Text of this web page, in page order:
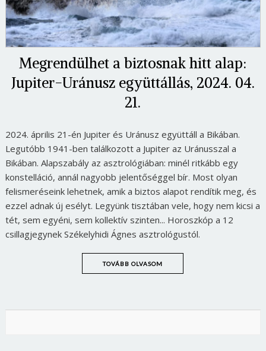
Megrendülhet a biztosnak hitt alap:
Jupiter-Uránusz együttállás, 2024. 04.
21.
2024. április 21-én Jupiter és Uránusz együttáll a Bikában.
Legutóbb 1941-ben találkozott a Jupiter az Uránusszal a
Bikában. Alapszabály az asztrológiában: minél ritkább egy
konstelláció, annál nagyobb jelentőséggel bír. Most olyan
felismeréseink lehetnek, amik a biztos alapot rendítik meg, és
ezzel adnak új esélyt. Legyünk tisztában vele, hogy nem kicsi a
tét, sem egyéni, sem kollektív szinten... Horoszkóp a 12
csillagjegynek Székelyhidi Ágnes asztrológustól.
TOVÁBB OLVASOM